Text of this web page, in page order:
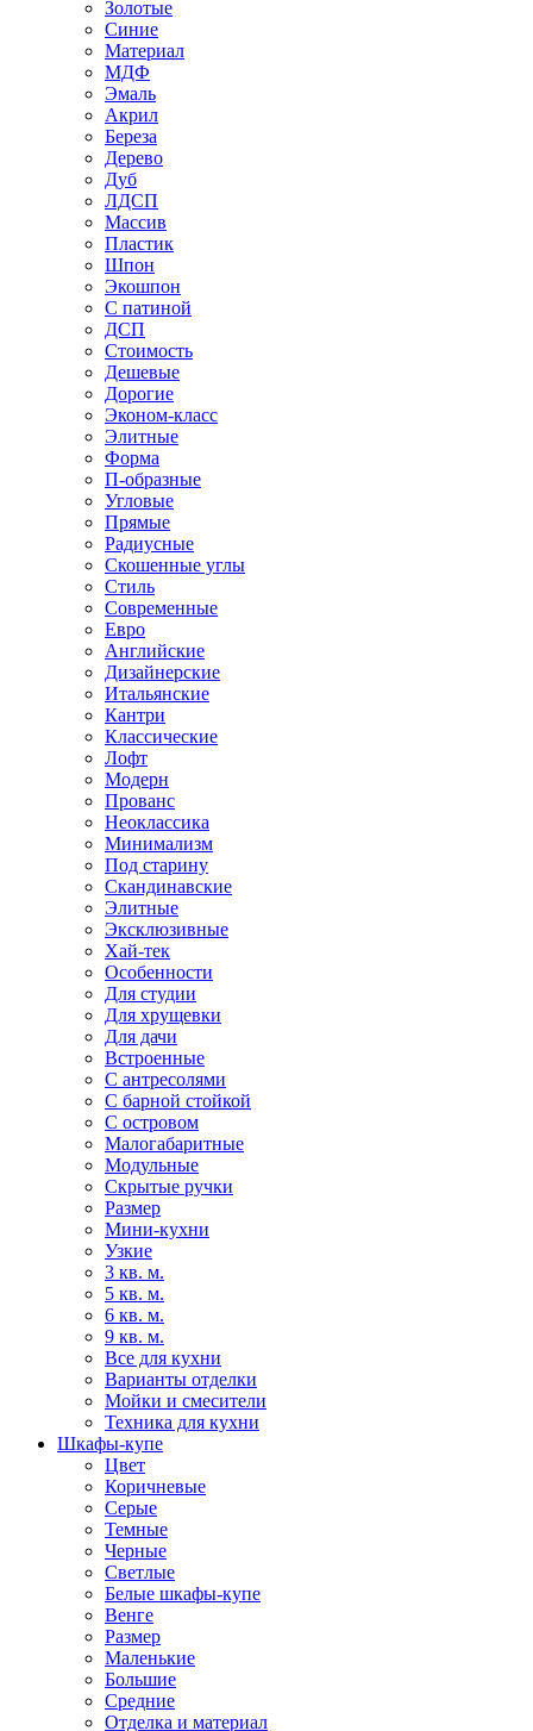
Золотые
Синие
Материал
МДФ
Эмаль
Акрил
Береза
Дерево
Дуб
ЛДСП
Массив
Пластик
Шпон
Экошпон
С патиной
ДСП
Стоимость
Дешевые
Дорогие
Эконом-класс
Элитные
Форма
П-образные
Угловые
Прямые
Радиусные
Скошенные углы
Стиль
Современные
Евро
Английские
Дизайнерские
Итальянские
Кантри
Классические
Лофт
Модерн
Прованс
Неоклассика
Минимализм
Под старину
Скандинавские
Элитные
Эксклюзивные
Хай-тек
Особенности
Для студии
Для хрущевки
Для дачи
Встроенные
С антресолями
С барной стойкой
С островом
Малогабаритные
Модульные
Скрытые ручки
Размер
Мини-кухни
Узкие
3 кв. м.
5 кв. м.
6 кв. м.
9 кв. м.
Все для кухни
Варианты отделки
Мойки и смесители
Техника для кухни
Шкафы-купе
Цвет
Коричневые
Серые
Темные
Черные
Светлые
Белые шкафы-купе
Венге
Размер
Маленькие
Большие
Средние
Отделка и материал